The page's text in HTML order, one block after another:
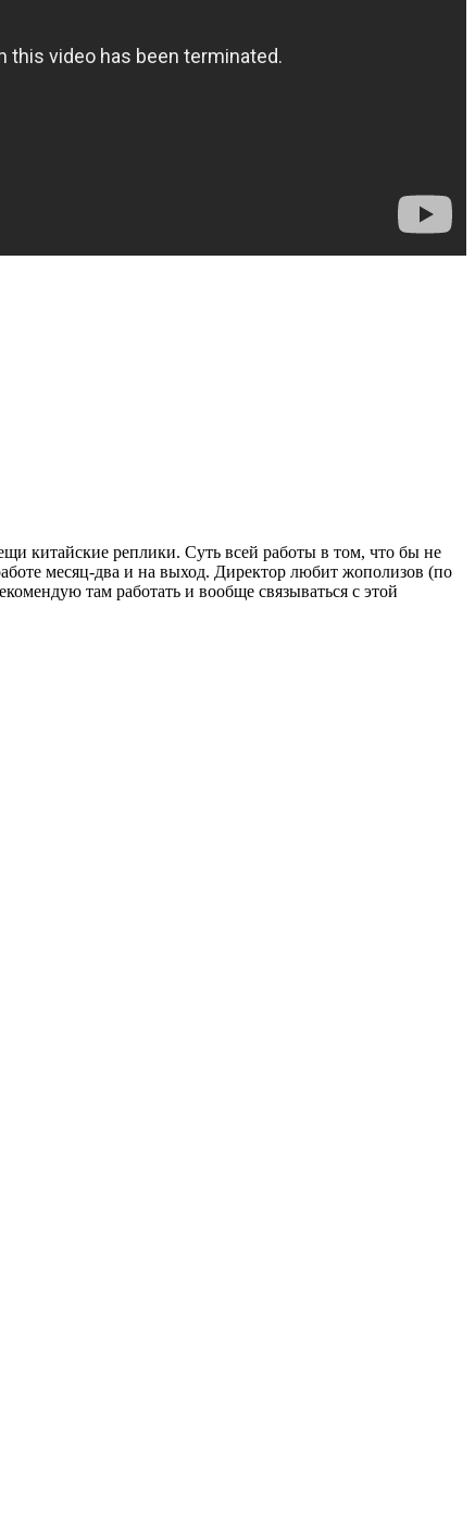
китайские реплики. Суть всей работы в том, что бы не
месяц-два и на выход. Директор любит жополизов (по
там работать и вообще связываться с этой